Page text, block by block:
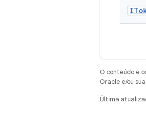
O conteúdo e
Oracle e/ou
Última